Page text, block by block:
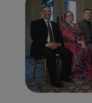
Pagar mi factura